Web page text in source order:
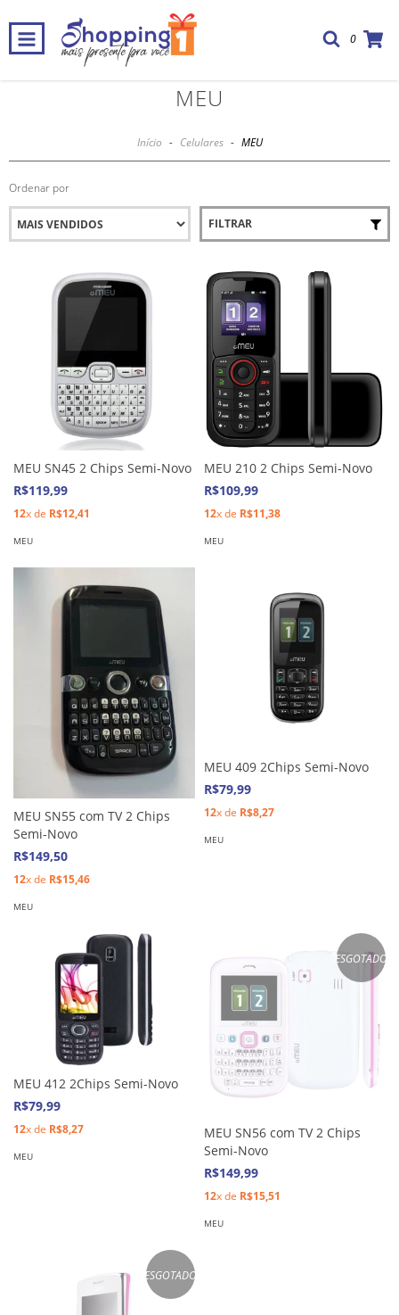
0
MEU
Início - Celulares - MEU
Ordenar por
FILTRAR
MEU SN45 2 Chips Semi-Novo
R$119,99
12x de R$12,41
MEU
MEU 210 2 Chips Semi-Novo
R$109,99
12x de R$11,38
MEU
MEU SN55 com TV 2 Chips
Semi-Novo
R$149,50
12x de R$15,46
MEU
MEU 409 2Chips Semi-Novo
R$79,99
12x de R$8,27
MEU
MEU 412 2Chips Semi-Novo
R$79,99
12x de R$8,27
MEU
ESGOTADO
MEU SN56 com TV 2 Chips
Semi-Novo
R$149,99
12x de R$15,51
MEU
ESGOTADO